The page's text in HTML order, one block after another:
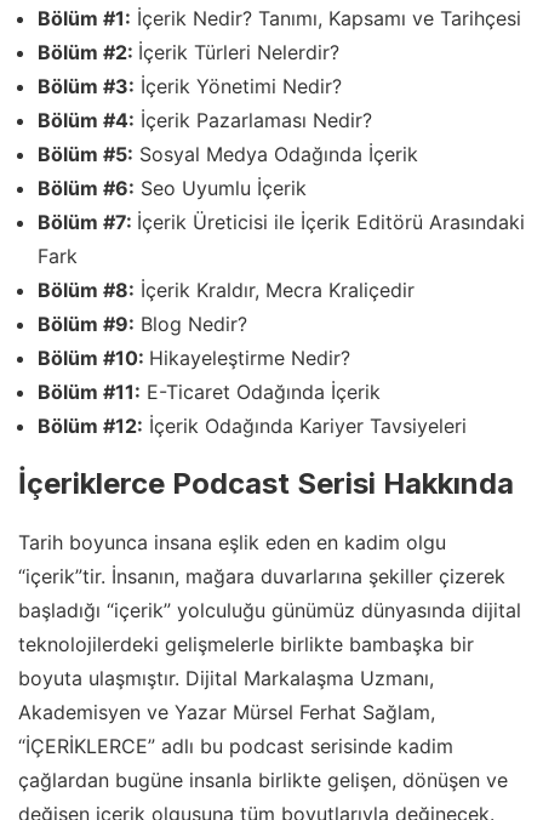
Bölüm #1: İçerik Nedir? Tanımı, Kapsamı ve Tarihçesi
Bölüm #2: İçerik Türleri Nelerdir?
Bölüm #3: İçerik Yönetimi Nedir?
Bölüm #4: İçerik Pazarlaması Nedir?
Bölüm #5: Sosyal Medya Odağında İçerik
Bölüm #6: Seo Uyumlu İçerik
Bölüm #7: İçerik Üreticisi ile İçerik Editörü Arasındaki
Fark
Bölüm #8: İçerik Kraldır, Mecra Kraliçedir
Bölüm #9: Blog Nedir?
Bölüm #10: Hikayeleştirme Nedir?
Bölüm #11: E-Ticaret Odağında İçerik
Bölüm #12: İçerik Odağında Kariyer Tavsiyeleri
İçeriklerce Podcast Serisi Hakkında
Tarih boyunca insana eşlik eden en kadim olgu
“içerik”tir. İnsanın, mağara duvarlarına şekiller çizerek
başladığı “içerik” yolculuğu günümüz dünyasında dijital
teknolojilerdeki gelişmelerle birlikte bambaşka bir
boyuta ulaşmıştır. Dijital Markalaşma Uzmanı,
Akademisyen ve Yazar Mürsel Ferhat Sağlam,
“İÇERİKLERCE” adlı bu podcast serisinde kadim
çağlardan bugüne insanla birlikte gelişen, dönüşen ve
değişen içerik olgusuna tüm boyutlarıyla değinecek.